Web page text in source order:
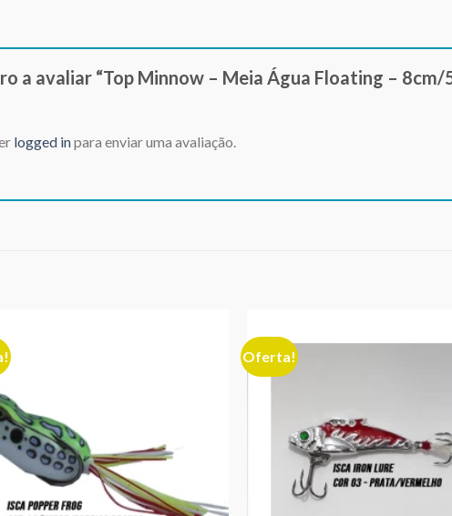
a avaliar “Top Minnow – Meia Água Floating –
logged inpara enviar uma avaliação.
Oferta!